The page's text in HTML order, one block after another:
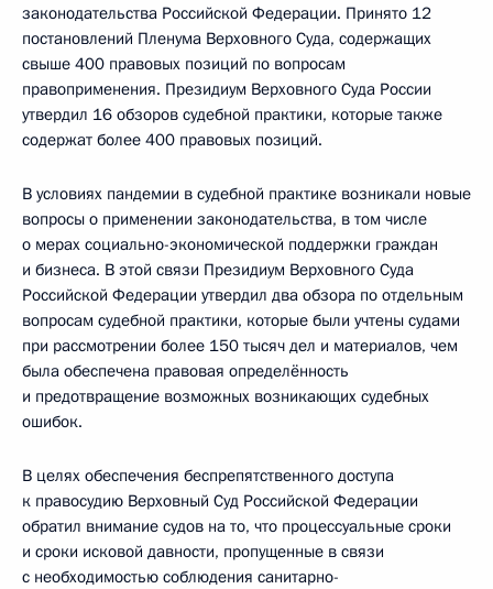
законодательства Российской Федерации. Принято 12
постановлений Пленума Верховного Суда, содержащих
свыше 400 правовых позиций по вопросам
правоприменения. Президиум Верховного Суда России
утвердил 16 обзоров судебной практики, которые также
содержат более 400 правовых позиций.
В условиях пандемии в судебной практике возникали новые
вопросы о применении законодательства, в том числе
о мерах социально-экономической поддержки граждан
и бизнеса. В этой связи Президиум Верховного Суда
Российской Федерации утвердил два обзора по отдельным
вопросам судебной практики, которые были учтены судами
при рассмотрении более 150 тысяч дел и материалов, чем
была обеспечена правовая определённость
и предотвращение возможных возникающих судебных
ошибок.
В целях обеспечения беспрепятственного доступа
к правосудию Верховный Суд Российской Федерации
обратил внимание судов на то, что процессуальные сроки
и сроки исковой давности, пропущенные в связи
с необходимостью соблюдения санитарно-